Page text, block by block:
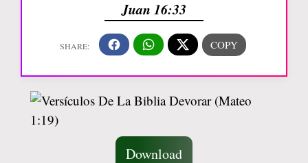
Juan 16:33
Download